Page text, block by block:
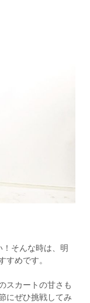
そんな時は、明
すめです。
スカートの甘さも
にぜひ挑戦してみ